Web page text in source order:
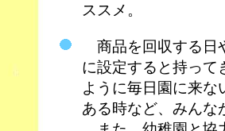
ススメ。
商品を回収する日
に設定すると持って
ように毎日園に来な
ある時など、みんな